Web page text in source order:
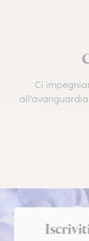
Ci
all'avanguardia